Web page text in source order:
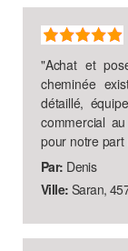
"Achat et
cheminée
détaillé,
commercial
pour notre
Par: Denis
Ville: Saran,